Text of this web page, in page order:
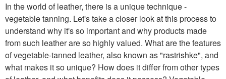
In the world of leather, there is a unique technique -
vegetable tanning. Let's take a closer look at this process to
understand why it's so important and why products made
from such leather are so highly valued. What are the features
of vegetable-tanned leather, also known as "rastrishke", and
what makes it so unique? How does it differ from other types